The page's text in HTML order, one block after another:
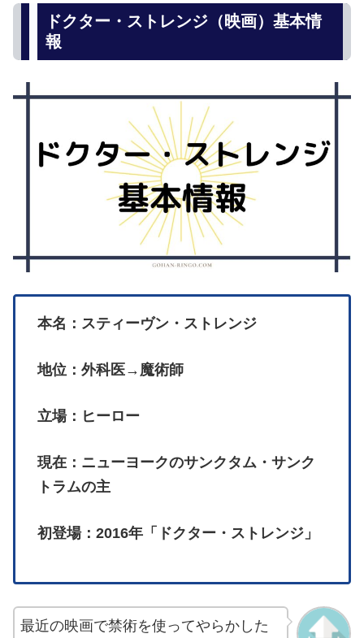
ドクター・ストレンジ（映画）基本情
報
本名：スティーヴン・ストレンジ
地位：外科医→魔術師
立場：ヒーロー
現在：ニューヨークのサンクタム・サンク
トラムの主
初登場：2016年「ドクター・ストレンジ」
最近の映画で禁術を使ってやらかした